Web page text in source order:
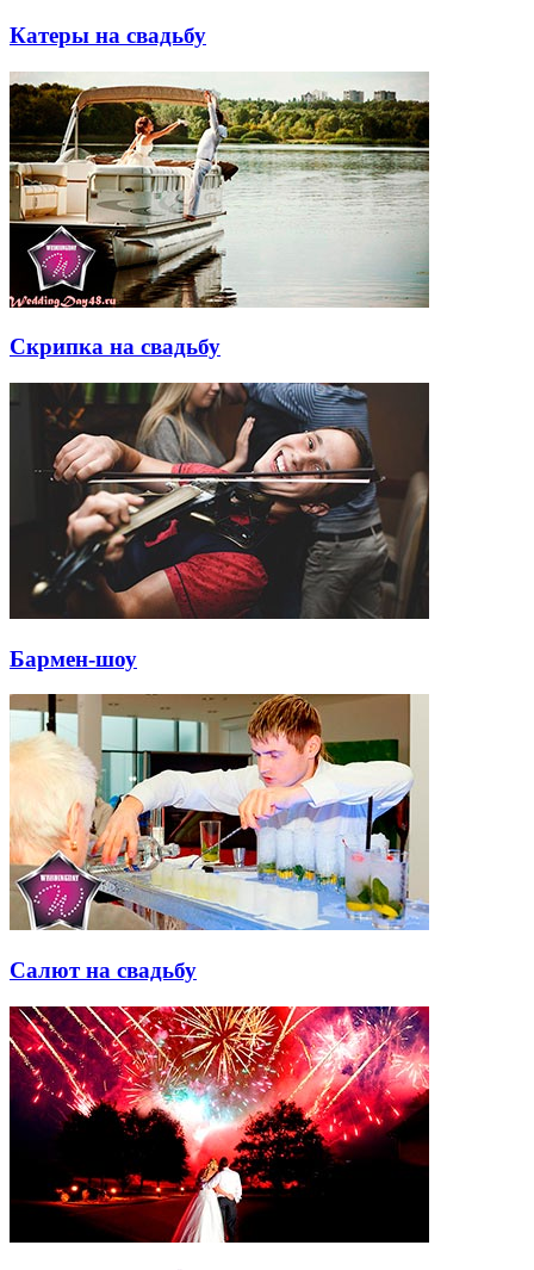
Катеры на свадьбу
Скрипка на свадьбу
Бармен-шоу
Салют на свадьбу